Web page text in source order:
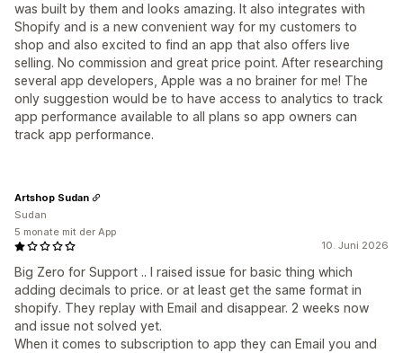
was built by them and looks amazing. It also integrates with
Shopify and is a new convenient way for my customers to
shop and also excited to find an app that also offers live
selling. No commission and great price point. After researching
several app developers, Apple was a no brainer for me! The
only suggestion would be to have access to analytics to track
app performance available to all plans so app owners can
track app performance.
10. Juni 2026
Big Zero for Support .. I raised issue for basic thing which
adding decimals to price. or at least get the same format in
shopify. They replay with Email and disappear. 2 weeks now
and issue not solved yet.
When it comes to subscription to app they can Email you and
Artshop Sudan
Sudan
5 monate mit der App